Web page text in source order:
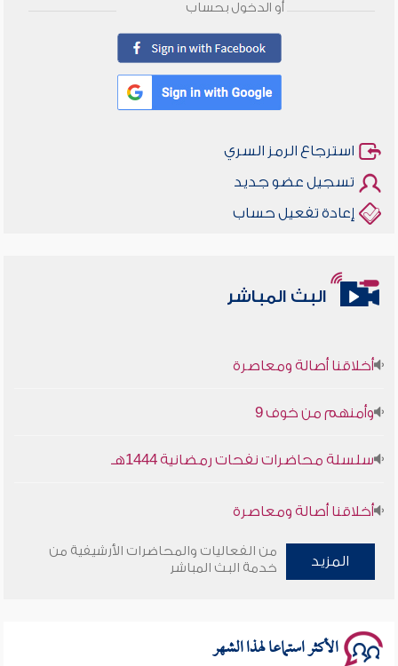
أو الدخول بحساب
استرجاع الرمز السري
تسجيل عضو جديد
إعادة تفعيل حساب
البث المباشر
أخلاقنا أصالة ومعاصرة
وأمنهم من خوف 9
سلسلة محاضرات نفحات رمضانية 1444هـ
أخلاقنا أصالة ومعاصرة
وأمنهم من خوف 9
المزيد
من الفعاليات والمحاضرات الأرشيفية من
خدمة البث المباشر
الأكثر استماعا لهذا الشهر